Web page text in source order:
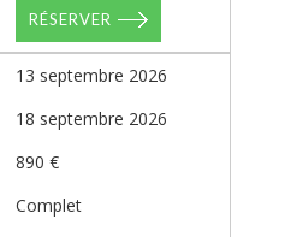
RÉSERVER
13 septembre 2026
18 septembre 2026
890 €
Complet